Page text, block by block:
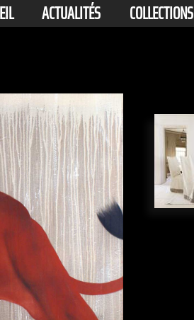
ACTUALITÉS COLLECTIONS